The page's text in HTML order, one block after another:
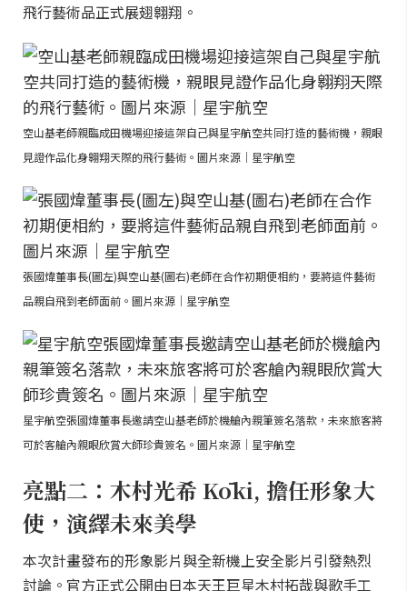
飛行藝術品正式展翅翱翔。
空山基老師親臨成田機場迎接這架自己與星宇航空共同打造的藝術機，親眼
見證作品化身翱翔天際的飛行藝術。圖片來源｜星宇航空
張國煒董事長(圖左)與空山基(圖右)老師在合作初期便相約，要將這件藝術
品親自飛到老師面前。圖片來源｜星宇航空
星宇航空張國煒董事長邀請空山基老師於機艙內親筆簽名落款，未來旅客將
可於客艙內親眼欣賞大師珍貴簽名。圖片來源｜星宇航空
亮點二：木村光希 Kōki, 擔任形象大
使，演繹未來美學
本次計畫發布的形象影片與全新機上安全影片引發熱烈
討論。官方正式公開由日本天王巨星木村拓哉與歌手工